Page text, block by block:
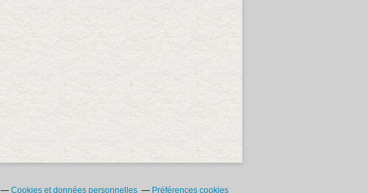
Cookies et données personnelles Préférences cookies